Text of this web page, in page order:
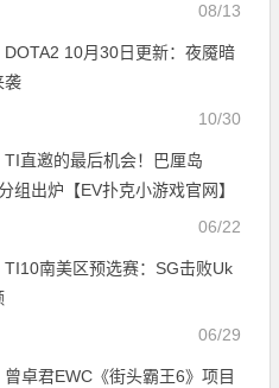
08/13
DOTA2 10月30日更新：夜魇暗
袭
10/30
TI直邀的最后机会！巴厘岛
组出炉【EV扑克小游戏官网】
06/22
TI10南美区预选赛：SG击败Uk
06/29
曾卓君EWC《街头霸王6》项目